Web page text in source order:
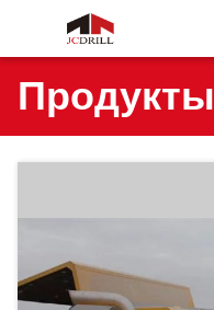
Продукты